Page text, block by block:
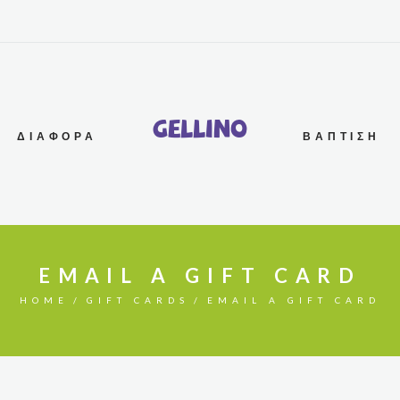
ΔΙΆΦΟΡΑ ΒΆΠΤΙΣΗ
Gellino
EMAIL A GIFT CARD
HOME GIFT CARDS EMAIL A GIFT CARD